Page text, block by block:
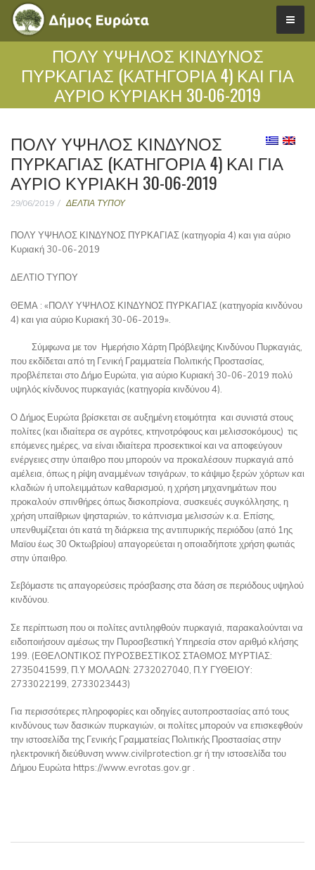
ΠΟΛΥ ΥΨΗΛΟΣ ΚΙΝΔΥΝΟΣ
ΠΥΡΚΑΓΙΑΣ (ΚΑΤΗΓΟΡΊΑ 4) ΚΑΙ ΓΙΑ
ΑΎΡΙΟ ΚΥΡΙΑΚΉ 30-06-2019
ΠΟΛΥ ΥΨΗΛΟΣ ΚΙΝΔΥΝΟΣ
ΠΥΡΚΑΓΙΑΣ (ΚΑΤΗΓΟΡΊΑ 4) ΚΑΙ ΓΙΑ
ΑΎΡΙΟ ΚΥΡΙΑΚΉ 30-06-2019
29/06/2019 ΔΕΛΤΙΑ ΤΥΠΟΥ
ΠΟΛΥ ΥΨΗΛΟΣ ΚΙΝΔΥΝΟΣ ΠΥΡΚΑΓΙΑΣ (κατηγορία 4) και για αύριο
Κυριακή 30-06-2019
ΔΕΛΤΙΟ ΤΥΠΟΥ
ΘΕΜΑ : «ΠΟΛΥ ΥΨΗΛΟΣ ΚΙΝΔΥΝΟΣ ΠΥΡΚΑΓΙΑΣ (κατηγορία κινδύνου
4) και για αύριο Κυριακή 30-06-2019».
Σύμφωνα με τον Ημερήσιο Χάρτη Πρόβλεψης Κινδύνου Πυρκαγιάς,
που εκδίδεται από τη Γενική Γραμματεία Πολιτικής Προστασίας,
προβλέπεται στο Δήμο Ευρώτα, για αύριο Κυριακή 30-06-2019 πολύ
υψηλός κίνδυνος πυρκαγιάς (κατηγορία κινδύνου 4).
Ο Δήμος Ευρώτα βρίσκεται σε αυξημένη ετοιμότητα και συνιστά στους
πολίτες (και ιδιαίτερα σε αγρότες, κτηνοτρόφους και μελισσοκόμους) τις
επόμενες ημέρες, να είναι ιδιαίτερα προσεκτικοί και να αποφεύγουν
ενέργειες στην ύπαιθρο που μπορούν να προκαλέσουν πυρκαγιά από
αμέλεια, όπως η ρίψη αναμμένων τσιγάρων, το κάψιμο ξερών χόρτων και
κλαδιών ή υπολειμμάτων καθαρισμού, η χρήση μηχανημάτων που
προκαλούν σπινθήρες όπως δισκοπρίονα, συσκευές συγκόλλησης, η
χρήση υπαίθριων ψησταριών, το κάπνισμα μελισσών κ.α. Επίσης,
υπενθυμίζεται ότι κατά τη διάρκεια της αντιπυρικής περιόδου (από 1ης
Μαϊου έως 30 Οκτωβρίου) απαγορεύεται η οποιαδήποτε χρήση φωτιάς
στην ύπαιθρο.
Σεβόμαστε τις απαγορεύσεις πρόσβασης στα δάση σε περιόδους υψηλού
κινδύνου.
Σε περίπτωση που οι πολίτες αντιληφθούν πυρκαγιά, παρακαλούνται να
ειδοποιήσουν αμέσως την Πυροσβεστική Υπηρεσία στον αριθμό κλήσης
199. (ΕΘΕΛΟΝΤΙΚΟΣ ΠΥΡΟΣΒΕΣΤΙΚΟΣ ΣΤΑΘΜΟΣ ΜΥΡΤΙΑΣ:
2735041599, Π.Υ ΜΟΛΑΩΝ: 2732027040, Π.Υ ΓΥΘΕΙΟΥ:
2733022199, 2733023443)
Για περισσότερες πληροφορίες και οδηγίες αυτοπροστασίας από τους
κινδύνους των δασικών πυρκαγιών, οι πολίτες μπορούν να επισκεφθούν
την ιστοσελίδα της Γενικής Γραμματείας Πολιτικής Προστασίας στην
ηλεκτρονική διεύθυνση www.civilprotection.gr ή την ιστοσελίδα του
Δήμου Ευρώτα https://www.evrotas.gov.gr .